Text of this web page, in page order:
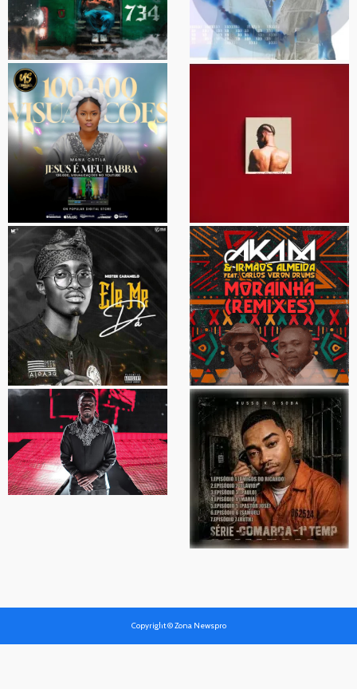
Copyright © Zona Newspro